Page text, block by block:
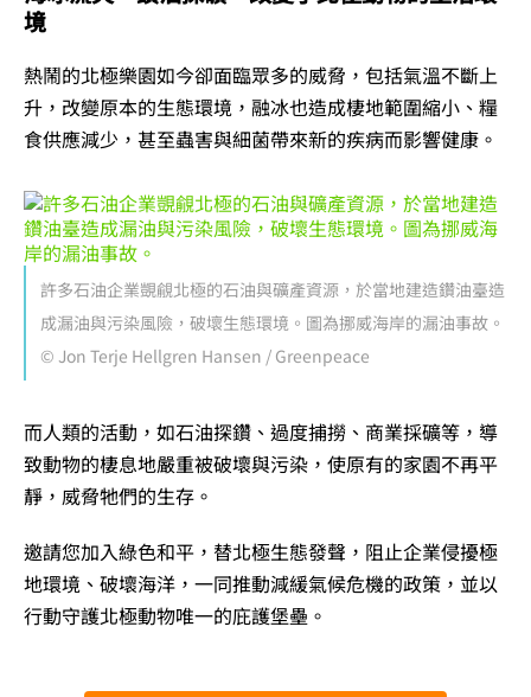
境
熱鬧的北極樂園如今卻面臨眾多的威脅，包括氣溫不斷上
升，改變原本的生態環境，融冰也造成棲地範圍縮小、糧
食供應減少，甚至蟲害與細菌帶來新的疾病而影響健康。
許多石油企業覬覦北極的石油與礦產資源，於當地建造鑽油臺造
成漏油與污染風險，破壞生態環境。圖為挪威海岸的漏油事故。
© Jon Terje Hellgren Hansen / Greenpeace
而人類的活動，如石油探鑽、過度捕撈、商業採礦等，導
致動物的棲息地嚴重被破壞與污染，使原有的家園不再平
靜，威脅牠們的生存。
邀請您加入綠色和平，替北極生態發聲，阻止企業侵擾極
地環境、破壞海洋，一同推動減緩氣候危機的政策，並以
行動守護北極動物唯一的庇護堡壘。